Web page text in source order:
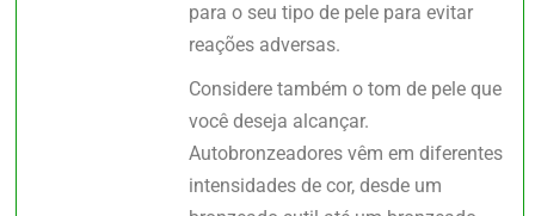
para o seu tipo de pele para evitar
reações adversas.
Considere também o tom de pele que
você deseja alcançar.
Autobronzeadores vêm em diferentes
intensidades de cor, desde um